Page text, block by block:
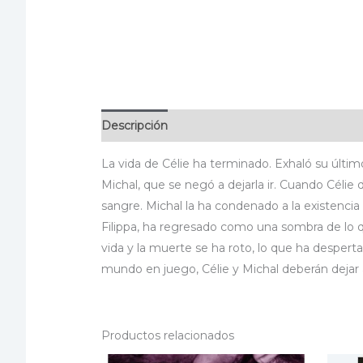
Descripción
La vida de Célie ha terminado. Exhaló su
Michal, que se negó a dejarla ir. Cuando
sangre. Michal la ha condenado a la
Filippa, ha regresado como una sombra de
vida y la muerte se ha roto, lo que ha
mundo en juego, Célie y Michal deberán
Productos relacionados